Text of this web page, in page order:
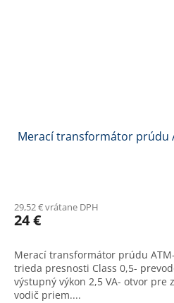
Merací transformátor prúdu
29,52 € vrátane DPH
24 €
Merací transformátor prúdu
trieda presnosti Class 0,5-
výstupný výkon 2,5 VA- otvor pre
vodič priem....